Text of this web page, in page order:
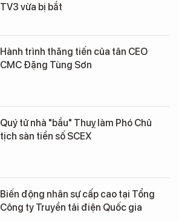
TV3 vừa bị bắt
Hành trình thăng tiến của tân CEO
CMC Đặng Tùng Sơn
Quý tử nhà "bầu" Thuỵ làm Phó Chủ
tịch sàn tiền số SCEX
Biến động nhân sự cấp cao tại Tổng
Công ty Truyền tải điện Quốc gia